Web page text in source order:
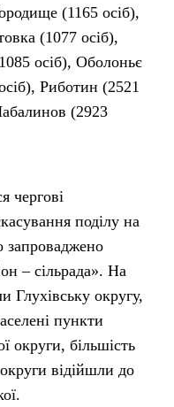
(1165 осіб),
(1077 осіб),
осіб), Оболоньє
Риботин (2521
(2923
чергові
поділу на
запроваджено
– сільрада». На
Глухівську округу,
пункти
округи, більшість
відійшли до